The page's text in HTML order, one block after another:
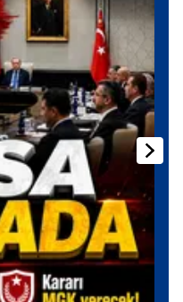
için İnternet
ait çerezler
çeşitli kişisel
olan çerezler bilgi
amacıyla
sitemizin daha işlevsel
sizlere yönelik
amaçlarıyla
kullanılacaktır.
yer alan panel
ilişkin detaylı bilgi
Çerez Bilgilendirme